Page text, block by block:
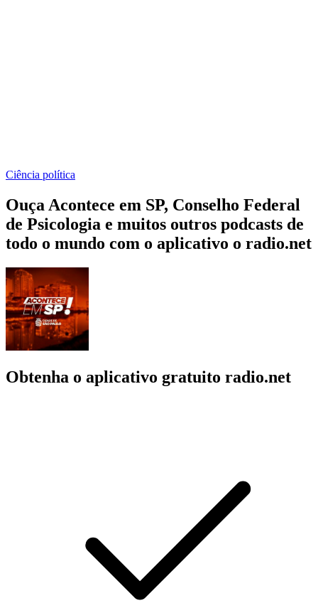
Ciência política
Ouça Acontece em SP, Conselho Federal
de Psicologia e muitos outros podcasts de
todo o mundo com o aplicativo o radio.net
Obtenha o aplicativo gratuito radio.net